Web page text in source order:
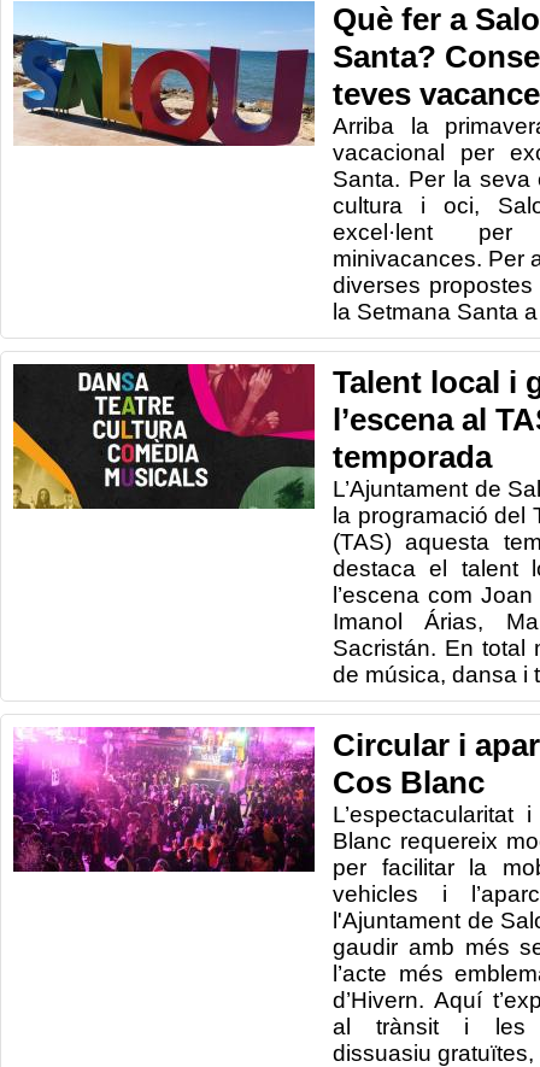
Què fer a
Santa?
teves
Arriba la
vacacional per
Santa. Per la seva
cultura i oci,
excel·lent per
minivacances. Per
diverses
la Setmana Santa
Talent local i
l’escena al
temporada
L’Ajuntament de
la programació del
(TAS) aquesta
destaca el talent
l’escena com
Imanol Árias,
Sacristán. En total
de música, dansa i
Circular i
Cos Blanc
Blanc requereix
per facilitar la
vehicles i
l'Ajuntament de
gaudir amb més
l’acte més
d’Hivern. Aquí
al trànsit i les
dissuasiu